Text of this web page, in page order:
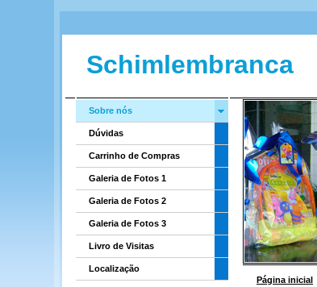
Schimlembranca
Página inicial
Sobre nós
Dúvidas
Carrinho de Compras
Galeria de Fotos 1
Galeria de Fotos 2
Galeria de Fotos 3
Livro de Visitas
Localização